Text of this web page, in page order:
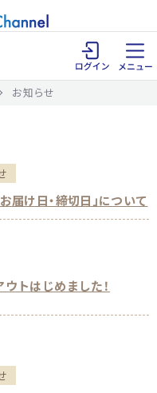
お知らせ
届け日・締切日」について
トはじめました！